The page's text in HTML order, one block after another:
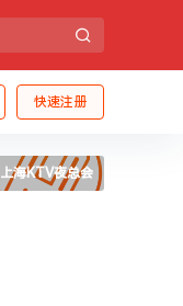
快速注册
上海KTV夜总会